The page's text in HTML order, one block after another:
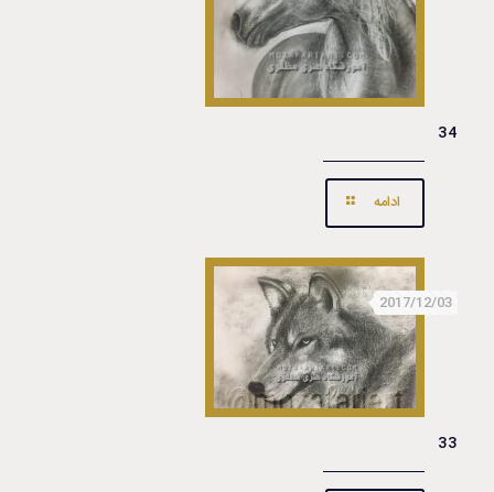
34
ادامه
2017/12/03
33